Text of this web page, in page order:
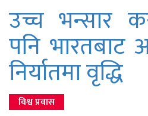
उच्च भन्सार
पनि भारतबाट
निर्यातमा वृद्धि
विश्व प्रवास